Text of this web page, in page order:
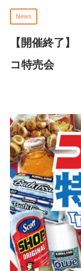
News
【開催終了】
コ特売会